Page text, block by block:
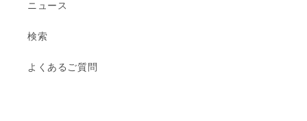
ニュース
検索
よくあるご質問